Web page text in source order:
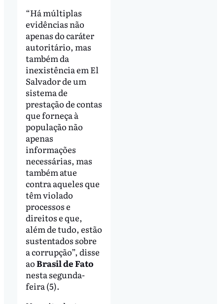
“Há múltiplas
evidências não
apenas do caráter
autoritário, mas
também da
inexistência em El
Salvador de um
sistema de
prestação de contas
que forneça à
população não
apenas
informações
necessárias, mas
também atue
contra aqueles que
têm violado
processos e
direitos e que,
além de tudo, estão
sustentados sobre
a corrupção”, disse
aoBrasil de Fato
nesta segunda-
feira (5).